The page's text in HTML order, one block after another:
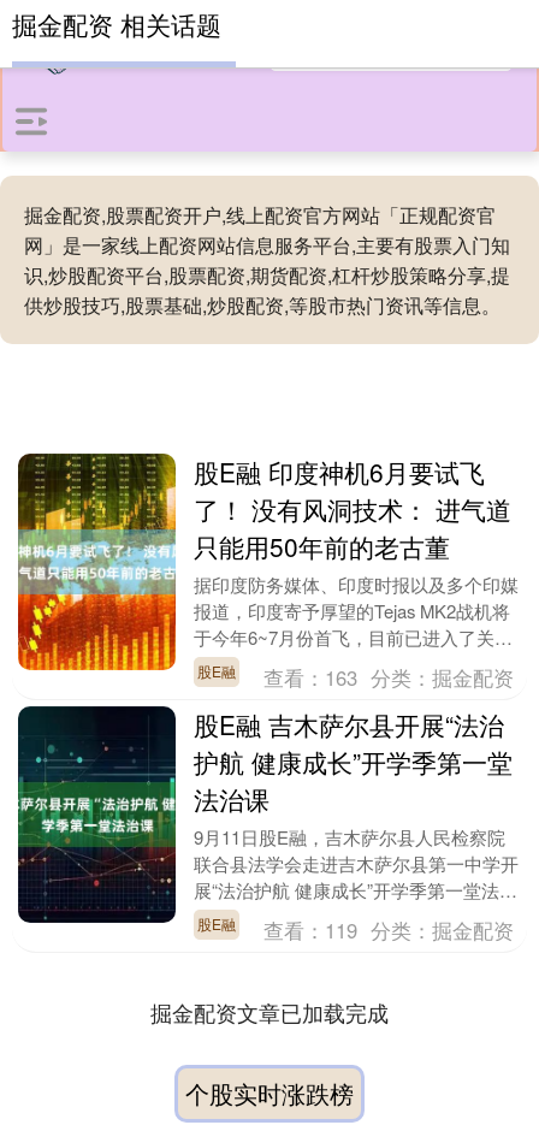
掘金配资,股票配资开户,线上配资官方网站「正规配资官
网」是一家线上配资网站信息服务平台,主要有股票入门知
识,炒股配资平台,股票配资,期货配资,杠杆炒股策略分享,提
供炒股技巧,股票基础,炒股配资,等股市热门资讯等信息。
掘金配资 相关话题
股E融 印度神机6月要试飞
了！ 没有风洞技术： 进气道
只能用50年前的老古董
据印度防务媒体、印度时报以及多个印媒
报道，印度寄予厚望的Tejas MK2战机将
于今年6~7月份首飞，目前已进入了关键
的地面测试、子系统集成、滑跑试验
（taxi....
股E融 查看： 163 分类：掘金配资
股E融 吉木萨尔县开展“法治
护航 健康成长”开学季第一堂
法治课
9月11日股E融，吉木萨尔县人民检察院
联合县法学会走进吉木萨尔县第一中学开
展“法治护航 健康成长”开学季第一堂法治
课，为500余名师生带来一场法治教育讲
座股E融....
股E融 查看： 119 分类：掘金配资
掘金配资文章已加载完成
个股实时涨跌榜